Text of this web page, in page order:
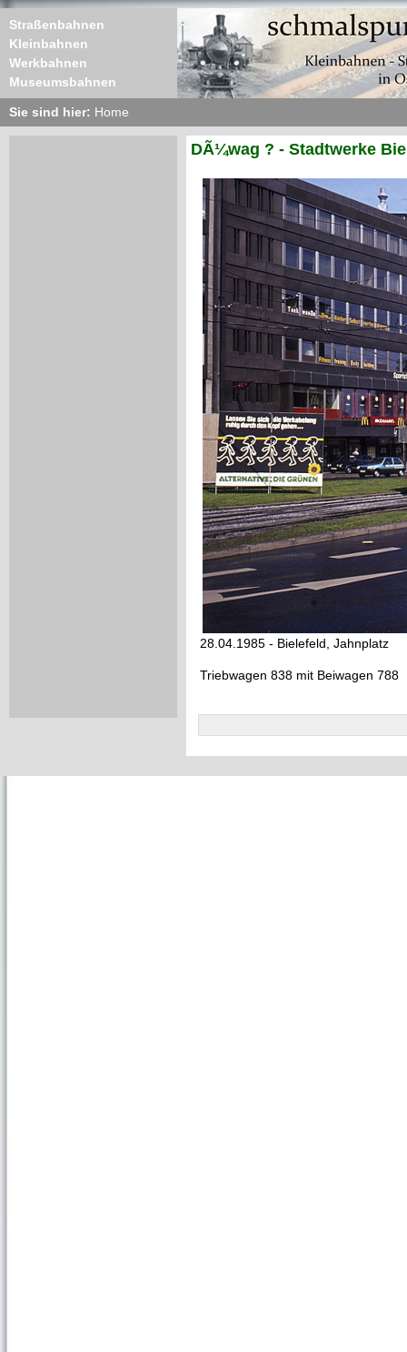
Straßenbahnen
Kleinbahnen
Werkbahnen
Museumsbahnen
Sie sind hier: Home
DÃ¼wag ? - Stadtwerke
28.04.1985 - Bielefeld, Jahnplatz
Triebwagen 838 mit Beiwagen 788